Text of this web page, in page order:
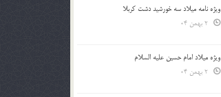
ویژه نامه میلاد سه خورشید دشت کربلا
ویژه میلاد امام حسین علیه السلام